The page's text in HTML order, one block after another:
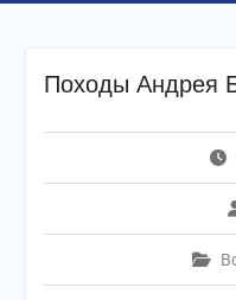
Походы Андрея